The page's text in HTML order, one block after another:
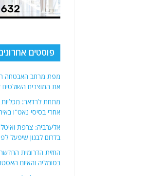
פוסטים
מפת מרחב האבטחה
את המוצבים השולטים
מתחת לרדאר: מכליות
אחרי בסיסי נאט"ו
אלערביה: צרפת
בדרום לבנון שיפעל
החזית הדרומית
בסומליה והאיום